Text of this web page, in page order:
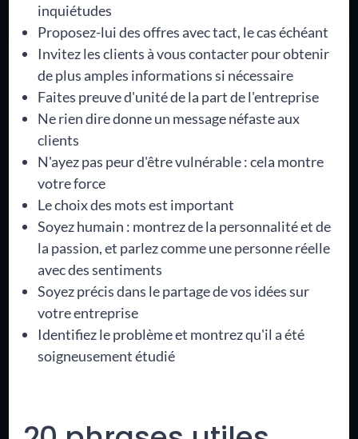
inquiétudes
Proposez-lui des offres avec tact, le cas échéant
Invitez les clients à vous contacter pour obtenir
de plus amples informations si nécessaire
Faites preuve d'unité de la part de l'entreprise
Ne rien dire donne un message néfaste aux
clients
N'ayez pas peur d'être vulnérable : cela montre
votre force
Le choix des mots est important
Soyez humain : montrez de la personnalité et de
la passion, et parlez comme une personne réelle
avec des sentiments
Soyez précis dans le partage de vos idées sur
votre entreprise
Identifiez le problème et montrez qu'il a été
soigneusement étudié